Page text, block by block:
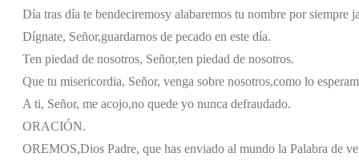
Día tras día te bendeciremosy alabaremos tu nombre por siempre
Dígnate, Señor,guardarnos de pecado en este día.
Ten piedad de nosotros, Señor,ten piedad de nosotros.
Que tu misericordia, Señor, venga sobre nosotros,como lo
A ti, Señor, me acojo,no quede yo nunca defraudado.
ORACIÓN.
OREMOS,Dios Padre, que has enviado al mundo la Palabra de